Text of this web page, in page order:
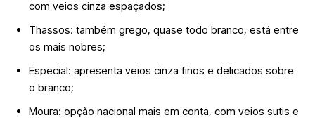
com veios cinza espaçados;
Thassos: também grego, quase todo branco, está entre
os mais nobres;
Especial: apresenta veios cinza finos e delicados sobre
o branco;
Moura: opção nacional mais em conta, com veios sutis e